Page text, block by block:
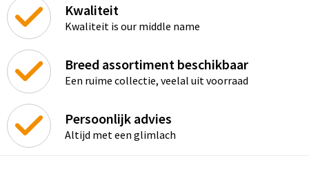
Kwaliteit
Kwaliteit is our middle name
Breed assortiment beschikbaar
Een ruime collectie, veelal uit voorraad
Persoonlijk advies
Altijd met een glimlach